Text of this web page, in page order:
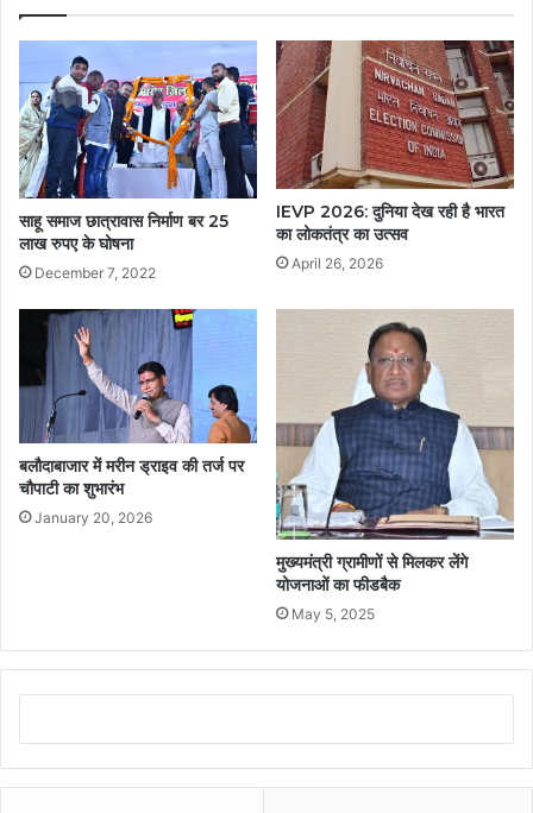
साहू समाज छात्रावास निर्माण बर 25
लाख रुपए के घोषना
December 7, 2022
IEVP 2026: दुनिया देख रही है भारत
का लोकतंत्र का उत्सव
April 26, 2026
बलौदाबाजार में मरीन ड्राइव की तर्ज पर
चौपाटी का शुभारंभ
January 20, 2026
मुख्यमंत्री ग्रामीणों से मिलकर लेंगे
योजनाओं का फीडबैक
May 5, 2025